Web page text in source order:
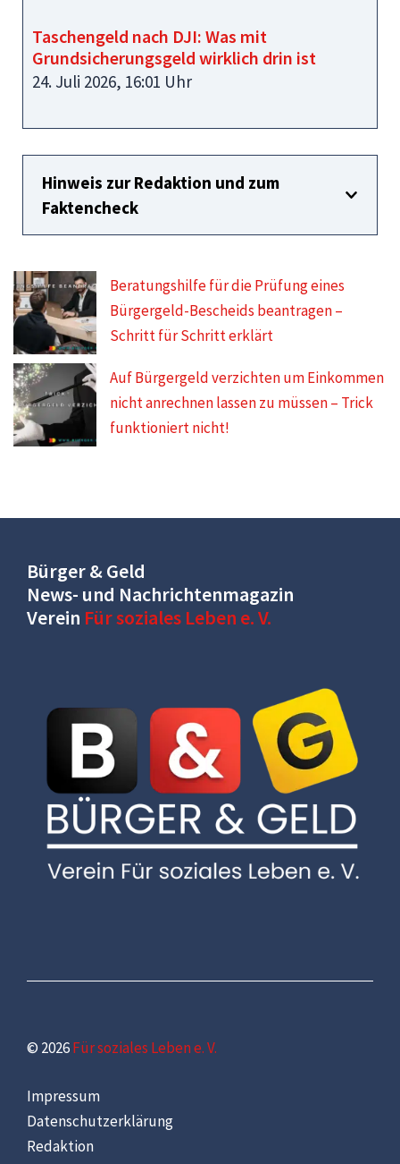
Taschengeld nach DJI: Was mit
Grundsicherungsgeld wirklich drin ist
24. Juli 2026, 16:01 Uhr
Hinweis zur Redaktion und zum
Faktencheck
Beratungshilfe für die Prüfung eines
Bürgergeld-Bescheids beantragen –
Schritt für Schritt erklärt
Auf Bürgergeld verzichten um Einkommen
nicht anrechnen lassen zu müssen – Trick
funktioniert nicht!
Bürger & Geld
News- und Nachrichtenmagazin
Verein Für soziales Leben e. V.
© 2026Für soziales Leben e. V.
Impressum
Datenschutzerklärung
Redaktion